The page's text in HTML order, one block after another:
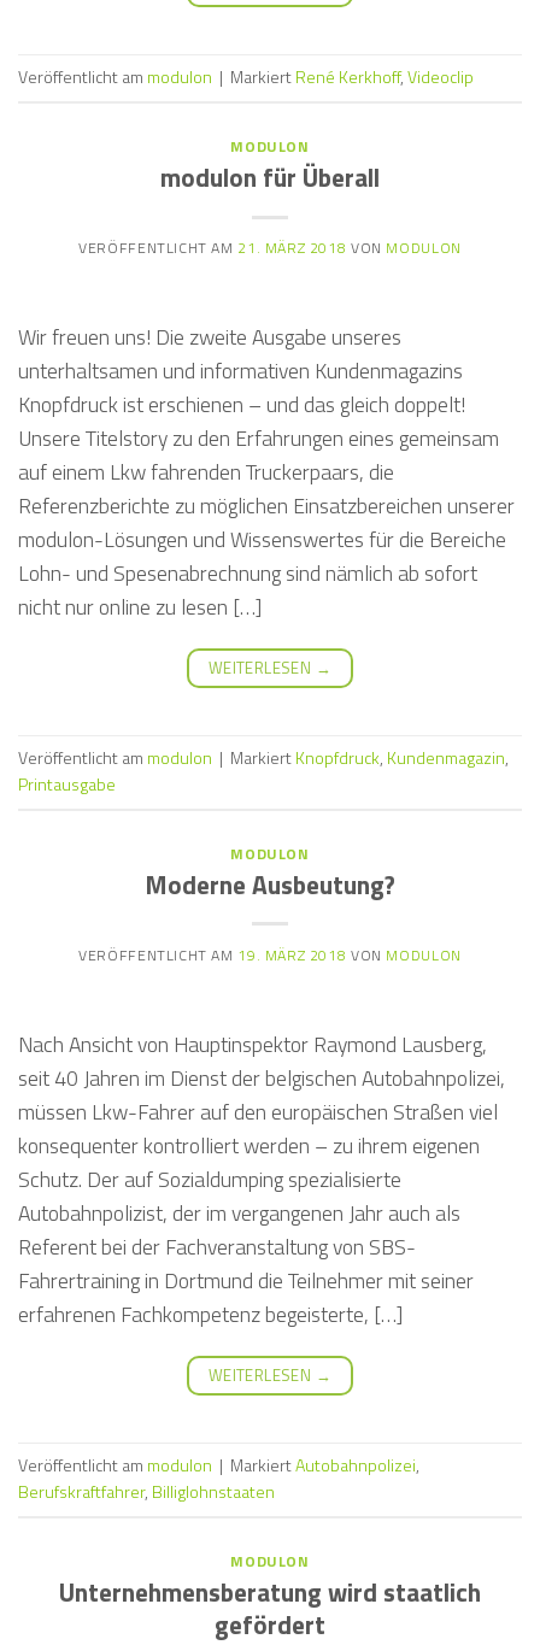
Veröffentlicht am modulon | MarkiertRené Kerkhoff,Videoclip
MODULON
modulon für Überall
VERÖFFENTLICHT AM 21. MÄRZ 2018 VON MODULON
Wir freuen uns! Die zweite Ausgabe unseres
unterhaltsamen und informativen Kundenmagazins
Knopfdruck ist erschienen – und das gleich doppelt!
Unsere Titelstory zu den Erfahrungen eines gemeinsam
auf einem Lkw fahrenden Truckerpaars, die
Referenzberichte zu möglichen Einsatzbereichen unserer
modulon-Lösungen und Wissenswertes für die Bereiche
Lohn- und Spesenabrechnung sind nämlich ab sofort
nicht nur online zu lesen […]
WEITERLESEN →
Veröffentlicht am modulon | MarkiertKnopfdruck, Kundenmagazin,
Printausgabe
MODULON
Moderne Ausbeutung?
VERÖFFENTLICHT AM 19. MÄRZ 2018 VON MODULON
Nach Ansicht von Hauptinspektor Raymond Lausberg,
seit 40 Jahren im Dienst der belgischen Autobahnpolizei,
müssen Lkw-Fahrer auf den europäischen Straßen viel
konsequenter kontrolliert werden – zu ihrem eigenen
Schutz. Der auf Sozialdumping spezialisierte
Autobahnpolizist, der im vergangenen Jahr auch als
Referent bei der Fachveranstaltung von SBS-
Fahrertraining in Dortmund die Teilnehmer mit seiner
erfahrenen Fachkompetenz begeisterte, […]
WEITERLESEN →
Veröffentlicht am modulon | MarkiertAutobahnpolizei,
Berufskraftfahrer, Billiglohnstaaten
MODULON
Unternehmensberatung wird staatlich
gefördert